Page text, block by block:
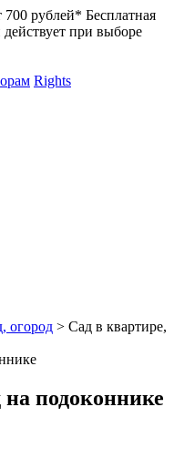
700 рублей* Бесплатная
при выборе
Rights
огород > Сад в квартире,
на подоконнике